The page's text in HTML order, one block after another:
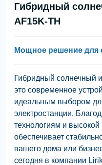
Гибридный
AF15K-TH
Мощное решение для
Гибридный солнечный
это современное
идеальным выбором
электростанции.
технологиям и высокой
обеспечивает
вашего дома или
сегодня в компании